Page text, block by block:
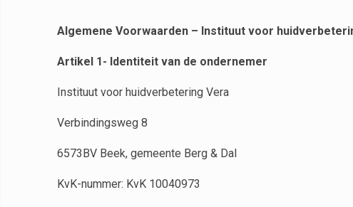
Algemene Voorwaarden – Instituut voor
Artikel 1- Identiteit van de ondernemer
Instituut voor huidverbetering Vera
Verbindingsweg 8
6573BV Beek, gemeente Berg & Dal
KvK-nummer: KvK 10040973